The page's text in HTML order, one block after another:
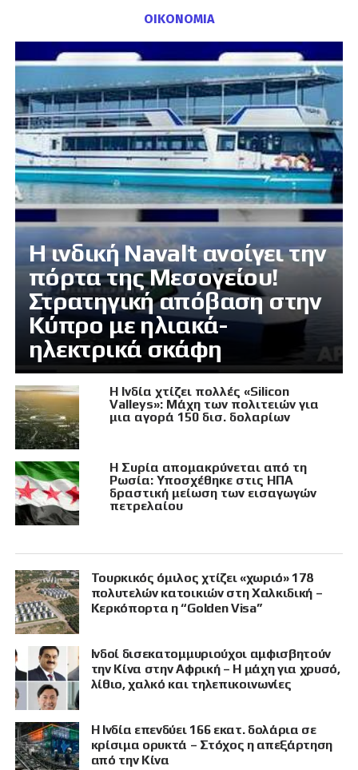
ΟΙΚΟΝΟΜΙΑ
Η ινδική Navalt ανοίγει την
πόρτα της Μεσογείου!
Στρατηγική απόβαση στην
Κύπρο με ηλιακά-
ηλεκτρικά σκάφη
Η Ινδία χτίζει πολλές «Silicon
Valleys»: Μάχη των πολιτειών για
μια αγορά 150 δισ. δολαρίων
Η Συρία απομακρύνεται από τη
Ρωσία: Υποσχέθηκε στις ΗΠΑ
δραστική μείωση των εισαγωγών
πετρελαίου
Τουρκικός όμιλος χτίζει «χωριό» 178
πολυτελών κατοικιών στη Χαλκιδική –
Κερκόπορτα η “Golden Visa”
Ινδοί δισεκατομμυριούχοι αμφισβητούν
την Κίνα στην Αφρική – Η μάχη για χρυσό,
λίθιο, χαλκό και τηλεπικοινωνίες
Η Ινδία επενδύει 166 εκατ. δολάρια σε
κρίσιμα ορυκτά – Στόχος η απεξάρτηση
από την Κίνα